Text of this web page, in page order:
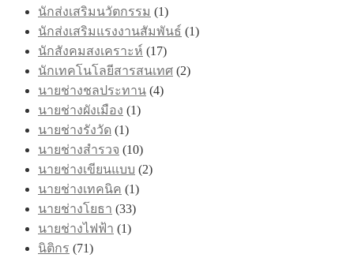
นักส่งเสริมนวัตกรรม (1)
นักส่งเสริมแรงงานสัมพันธ์ (1)
นักสังคมสงเคราะห์ (17)
นักเทคโนโลยีสารสนเทศ (2)
นายช่างชลประทาน (4)
นายช่างผังเมือง (1)
นายช่างรังวัด (1)
นายช่างสำรวจ (10)
นายช่างเขียนแบบ (2)
นายช่างเทคนิค (1)
นายช่างโยธา (33)
นายช่างไฟฟ้า (1)
นิติกร (71)